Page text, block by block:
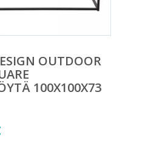
OUTDOOR
100X100X73